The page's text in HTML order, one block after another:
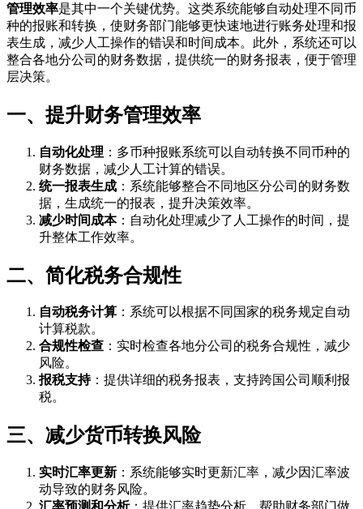
管理效率是其中一个关键优势。这类系统能够自动处理不同币
种的报账和转换，使财务部门能够更快速地进行账务处理和报
表生成，减少人工操作的错误和时间成本。此外，系统还可以
整合各地分公司的财务数据，提供统一的财务报表，便于管理
层决策。
一、提升财务管理效率
自动化处理 ：多币种报账系统可以自动转换不同币种的
财务数据，减少人工计算的错误。
统一报表生成 ：系统能够整合不同地区分公司的财务数
据，生成统一的报表，提升决策效率。
减少时间成本：自动化处理减少了人工操作的时间，提
升整体工作效率。
二、简化税务合规性
自动税务计算 ：系统可以根据不同国家的税务规定自动
计算税款。
合规性检查 ：实时检查各地分公司的税务合规性，减少
风险。
报税支持：提供详细的税务报表，支持跨国公司顺利报
税。
三、减少货币转换风险
实时汇率更新 ：系统能够实时更新汇率，减少因汇率波
动导致的财务风险。